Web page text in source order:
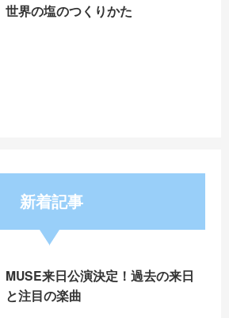
世界の塩のつくりかた
新着記事
MUSE来日公演決定！過去の来日
と注目の楽曲